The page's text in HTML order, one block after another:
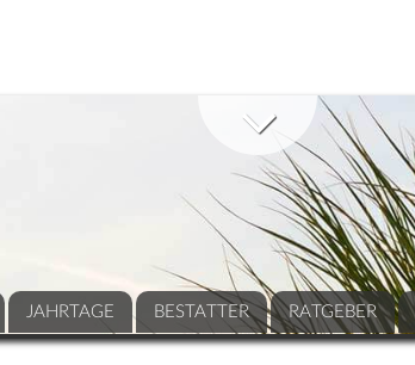
JAHRTAGE BESTATTER RATGEBER